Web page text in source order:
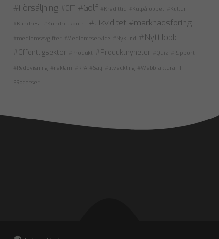
#Försäljning #GIT #Golf #Kredittid #Kulpåjobbet #Kultur
#Kundresa #Kundreskontra #Likviditet #marknadsföring
#medlemsavgifter #Medlemsservice #Nykund #NyttJobb
#Offentligsektor #Produkt #Produktnyheter #Quiz #Rapport
#Redovisning #reklam #RPA #Sälj #utveckling #Webbfaktura IT
PRocesser